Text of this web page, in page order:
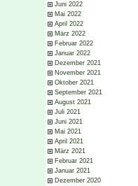
Juni 2022
Mai 2022
April 2022
März 2022
Februar 2022
Januar 2022
Dezember 2021
November 2021
Oktober 2021
September 2021
August 2021
Juli 2021
Juni 2021
Mai 2021
April 2021
März 2021
Februar 2021
Januar 2021
Dezember 2020